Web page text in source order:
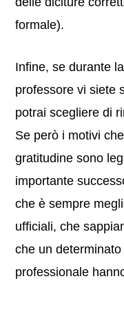
formale).
Infine, se durante
professore vi siete
potrai scegliere di
Se però i motivi
gratitudine sono
importante
che è sempre
ufficiali, che
che un
professionale